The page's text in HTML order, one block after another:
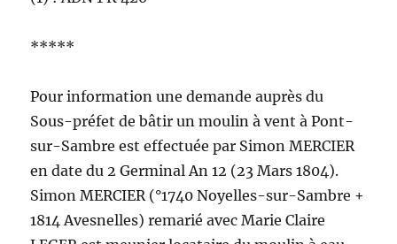
*****
Pour information une demande auprès du
Sous-préfet de bâtir un moulin à vent à Pont-
sur-Sambre est effectuée par Simon MERCIER
en date du 2 Germinal An 12 (23 Mars 1804).
Simon MERCIER (°1740 Noyelles-sur-Sambre +
1814 Avesnelles) remarié avec Marie Claire